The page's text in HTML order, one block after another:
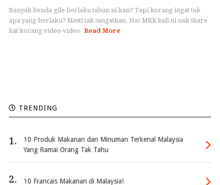
Banyak benda gile berlaku tahun ni kan? Tapi korang ingat tak
apa yang berlaku? Mesti tak sangatkan. Ha! MKR kali ni nak share
kat korang video-video Read More
TRENDING
1.
10 Produk Makanan dan Minuman Terkenal Malaysia
Yang Ramai Orang Tak Tahu
2. 10 Francais Makanan di Malaysia!